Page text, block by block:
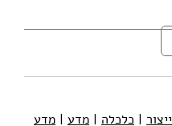
ייצור | כלכלה | מדע | מדע